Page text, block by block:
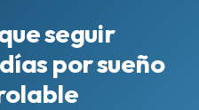
seguir
por sueño